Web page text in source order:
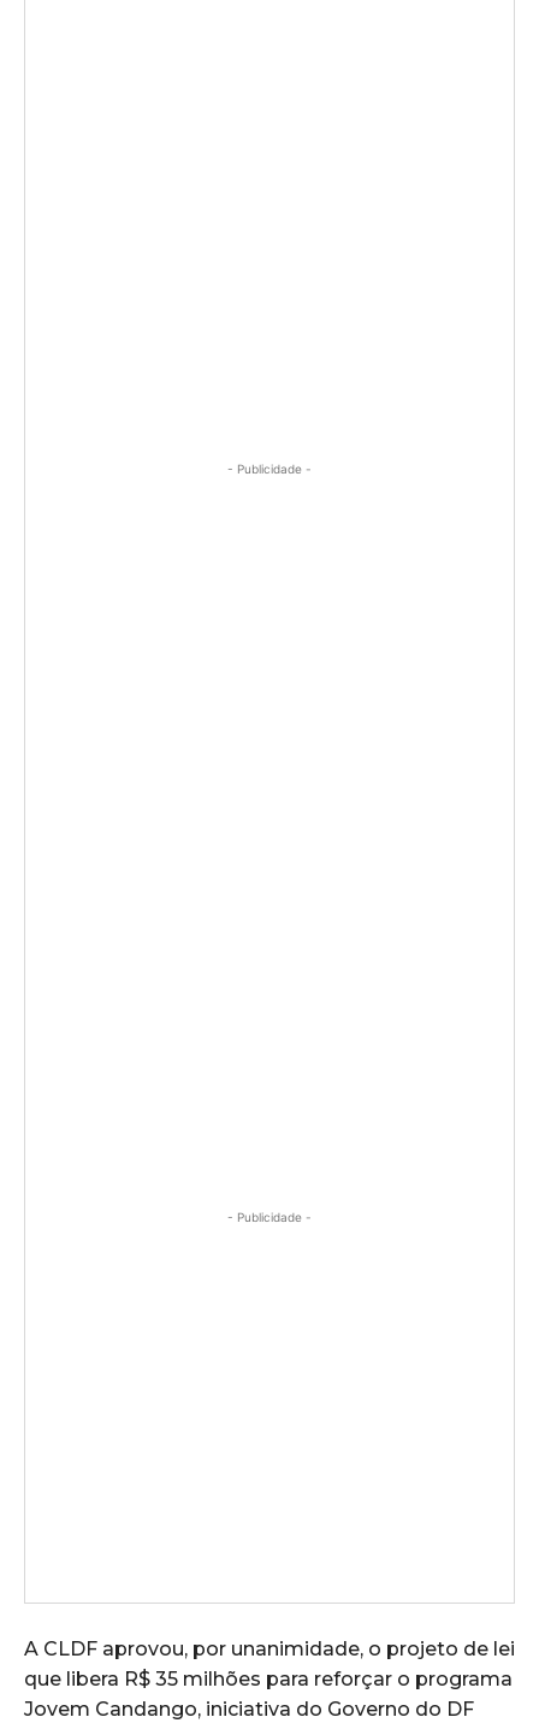
- Publicidade -
- Publicidade -
A CLDF aprovou, por unanimidade, o projeto de lei
que libera R$ 35 milhões para reforçar o programa
Jovem Candango, iniciativa do Governo do DF